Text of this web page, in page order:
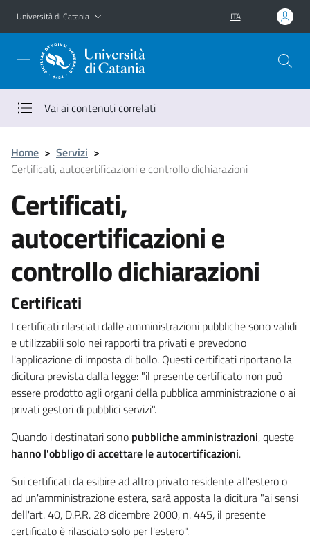
Vai al contenuto principale
Vai al menu di navigazione
Università di Catania ITA
Vai ai contenuti correlati
Home > Servizi >
Certificati, autocertificazioni e controllo dichiarazioni
Certificati,
autocertificazioni e
controllo dichiarazioni
Certificati
I certificati rilasciati dalle amministrazioni pubbliche sono validi
e utilizzabili solo nei rapporti tra privati e prevedono
l'applicazione di imposta di bollo. Questi certificati riportano la
dicitura prevista dalla legge: "il presente certificato non può
essere prodotto agli organi della pubblica amministrazione o ai
privati gestori di pubblici servizi".
Quando i destinatari sono pubbliche amministrazioni, queste
hanno l'obbligo di accettare le autocertificazioni.
Sui certificati da esibire ad altro privato residente all'estero o
ad un'amministrazione estera, sarà apposta la dicitura "ai sensi
dell'art. 40, D.P.R. 28 dicembre 2000, n. 445, il presente
certificato è rilasciato solo per l'estero".